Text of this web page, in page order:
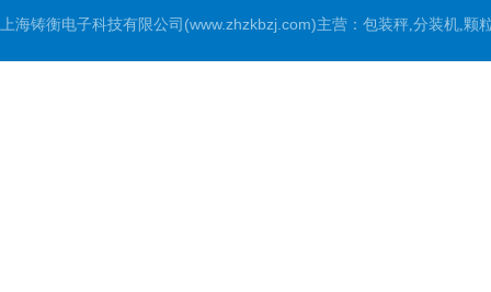
上海铸衡电子科技有限公司(www.zhzkbzj.com)主营： 包装秤,分装机,颗